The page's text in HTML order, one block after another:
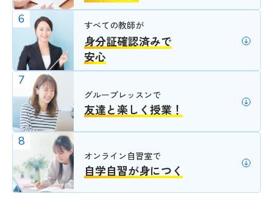
6 すべての教師が
身分証確認済みで
安心
7
グループレッスンで
友達と楽しく授業！
8
オンライン自習室で
自学自習が身につく